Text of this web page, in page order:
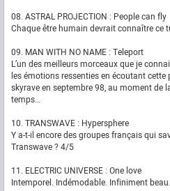
08. ASTRAL PROJECTION : People can fly
Chaque être humain devrait connaître ce
09. MAN WITH NO NAME : Teleport
L’un des meilleurs morceaux que je
les émotions ressenties en écoutant
skyrave en septembre 98, au moment de
temps…
10. TRANSWAVE : Hypersphere
Y a-t-il encore des groupes français qui
Transwave ? 4/5
11. ELECTRIC UNIVERSE : One love
Intemporel. Indémodable. Infiniment